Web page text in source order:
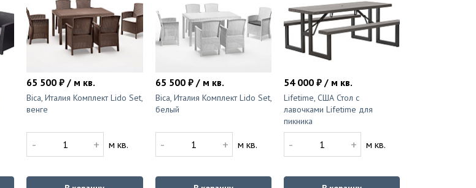
65 500 ₽ / м кв.
Bica, Италия Комплект Lido Set,
венге
- + м кв.
65 500 ₽ / м кв.
Bica, Италия Комплект Lido Set,
белый
- + м кв.
54 000 ₽ / м кв.
Lifetime, США Стол с
лавочками Lifetime для
пикника
- + м кв.